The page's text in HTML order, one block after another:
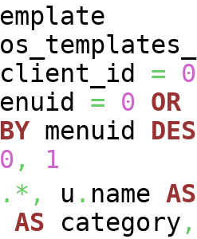
=
0
= 0 OR
BY menuid
0 ,
1
.*, u . name AS
AS category ,